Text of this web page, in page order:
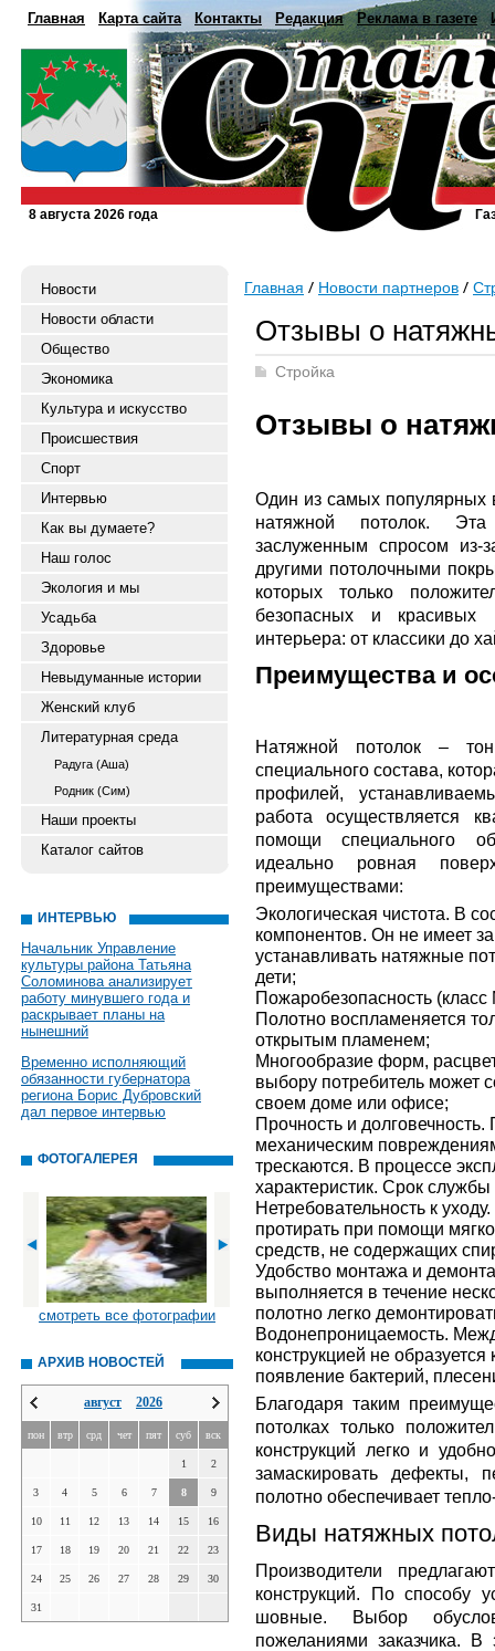
Главная Карта сайта Контакты Редакция Реклама в газете
8 августа 2026 года
Новости
Новости области
Общество
Экономика
Культура и искусство
Происшествия
Спорт
Интервью
Как вы думаете?
Наш голос
Экология и мы
Усадьба
Здоровье
Невыдуманные истории
Женский клуб
Литературная среда
Радуга (Аша)
Родник (Сим)
Наши проекты
Каталог сайтов
ИНТЕРВЬЮ
Начальник Управление
культуры района Татьяна
Соломинова анализирует
работу минувшего года и
раскрывает планы на
нынешний
Временно исполняющий
обязанности губернатора
региона Борис Дубровский
дал первое интервью
ФОТОГАЛЕРЕЯ
смотреть все фотографии
АРХИВ НОВОСТЕЙ
август 2026
пон втр срд чет пят суб вск
1 2
3 4 5 6 7 8 9
10 11 12 13 14 15 16
17 18 19 20 21 22 23
24 25 26 27 28 29 30
31
Главная Новости партнеров
Отзывы о
Стройка
Отзывы о
Один из самых
натяжной потолок. Эта
заслуженным спросом из-
другими потолочными
которых только
безопасных и красивых
интерьера: от классики до
Преимущества и
Натяжной потолок –
специального состава,
профилей,
работа осуществляется
помощи специального
идеально ровная
преимуществами:
Экологическая чистота. В
компонентов. Он не имеет
устанавливать натяжные
дети;
Пожаробезопасность
Полотно воспламеняется
открытым пламенем;
Многообразие форм,
выбору потребитель может
своем доме или офисе;
Прочность и
механическим
трескаются. В процессе
характеристик. Срок службы
Нетребовательность к
протирать при помощи
средств, не содержащих
Удобство монтажа и
выполняется в течение
полотно легко
Водонепроницаемость.
конструкцией не
появление бактерий,
Благодаря таким
потолках только
конструкций легко и
замаскировать
полотно обеспечивает
Виды натяжных
Производители
конструкций. По способу
шовные. Выбор
пожеланиями заказчика. В